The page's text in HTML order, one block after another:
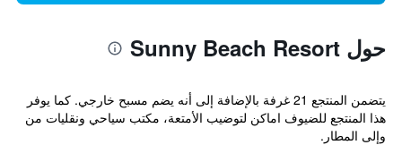
حول Sunny Beach Resort
يتضمن المنتجع 21 غرفة بالإضافة إلى أنه يضم مسبح خارجي. كما يوفر
هذا المنتجع للضيوف اماكن لتوضيب الأمتعة، مكتب سياحي ونقليات من
وإلى المطار.